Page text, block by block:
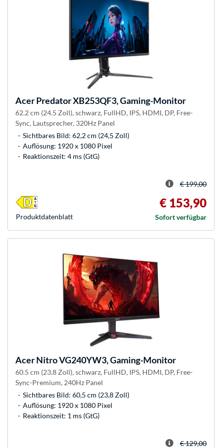
AcerPredator XB253QF3, Gaming-Monitor
62.2 cm (24.5 Zoll), schwarz, FullHD, IPS, HDMI, DP, Free-
Sync, Lautsprecher, 320Hz Panel
Sichtbares Bild: 62,2 cm (24,5 Zoll)
Auflösung: 1920 x 1080 Pixel
Reaktionszeit: 4 ms (GtG)
€ 199,00
€ 153,90
Sofort verfügbar
Produkt­datenblatt
AcerNitro VG240YW3, Gaming-Monitor
60.5 cm (23.8 Zoll), schwarz, FullHD, IPS, HDMI, DP, Free-
Sync-Premium, 240Hz Panel
Sichtbares Bild: 60,5 cm (23,8 Zoll)
Auflösung: 1920 x 1080 Pixel
Reaktionszeit: 1 ms (GtG)
€ 129,00